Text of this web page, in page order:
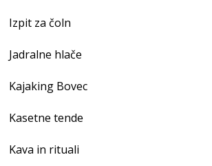
Izpit za čoln
Jadralne hlače
Kajaking Bovec
Kasetne tende
Kava in rituali